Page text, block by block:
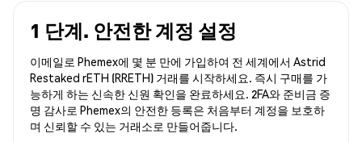
1 단계. 안전한 계정 설정
이메일로 Phemex에 몇 분 만에 가입하여 전 세계에서 Astrid
Restaked rETH (RRETH) 거래를 시작하세요. 즉시 구매를 가
능하게 하는 신속한 신원 확인을 완료하세요. 2FA와 준비금 증
명 감사로 Phemex의 안전한 등록은 처음부터 계정을 보호하
며 신뢰할 수 있는 거래소로 만들어줍니다.